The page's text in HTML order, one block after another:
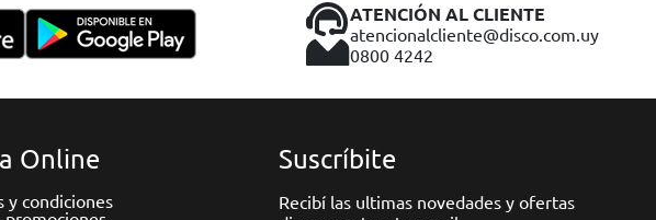
ATENCIÓN AL CLIENTE
atencionalcliente@disco.com.uy
0800 4242
Online
y condiciones
Suscríbite
Recibí las ultimas novedades y ofertas